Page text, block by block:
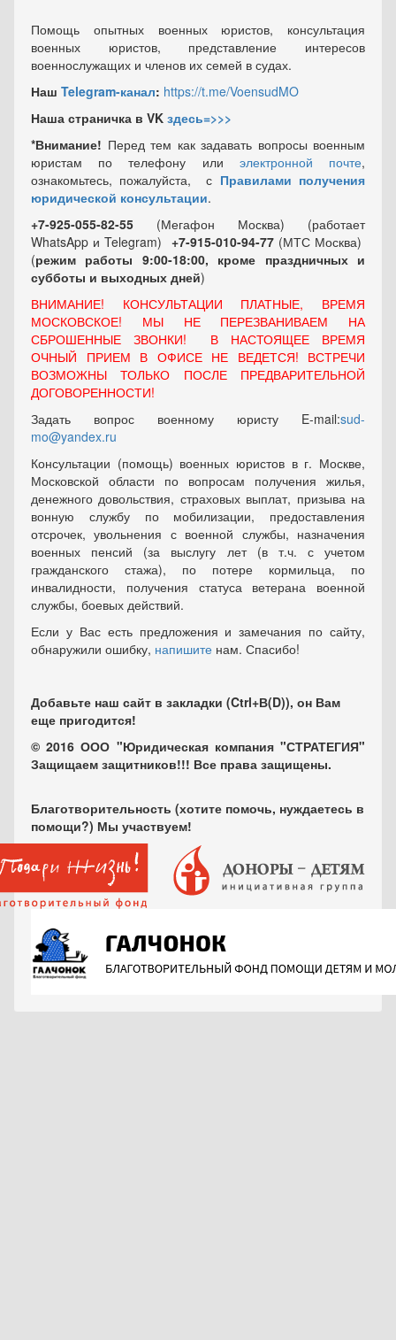
Помощь опытных военных юристов, консультация
военных юристов, представление интересов
военнослужащих и членов их семей в судах.
Наш Telegram-канал: https://t.me/VoensudMO
Наша страничка в VK здесь=>>>
*Внимание! Перед тем как задавать вопросы военным
юристам по телефону или электронной почте,
ознакомьтесь, пожалуйста, с Правилами получения
юридической консультации.
+7-925-055-82-55 (Мегафон Москва) (работает
WhatsApp и Telegram) +7-915-010-94-77 (МТС Москва)
(режим работы 9:00-18:00, кроме праздничных и
субботы и выходных дней)
ВНИМАНИЕ! КОНСУЛЬТАЦИИ ПЛАТНЫЕ, ВРЕМЯ
МОСКОВСКОЕ! МЫ НЕ ПЕРЕЗВАНИВАЕМ НА
СБРОШЕННЫЕ ЗВОНКИ! В НАСТОЯЩЕЕ ВРЕМЯ
ОЧНЫЙ ПРИЕМ В ОФИСЕ НЕ ВЕДЕТСЯ! ВСТРЕЧИ
ВОЗМОЖНЫ ТОЛЬКО ПОСЛЕ ПРЕДВАРИТЕЛЬНОЙ
ДОГОВОРЕННОСТИ!
Задать вопрос военному юристу E-mail:sud-
mo@yandex.ru
Консультации (помощь) военных юристов в г. Москве,
Московской области по вопросам получения жилья,
денежного довольствия, страховых выплат, призыва на
вонную службу по мобилизации, предоставления
отсрочек, увольнения с военной службы, назначения
военных пенсий (за выслугу лет (в т.ч. с учетом
гражданского стажа), по потере кормильца, по
инвалидности, получения статуса ветерана военной
службы, боевых действий.
Если у Вас есть предложения и замечания по сайту,
обнаружили ошибку, напишите нам. Спасибо!
Добавьте наш сайт в закладки (Ctrl+В(D)), он Вам
еще пригодится!
© 2016 ООО "Юридическая компания "СТРАТЕГИЯ"
Защищаем защитников!!! Все права защищены.
Благотворительность (хотите помочь, нуждаетесь в
помощи?) Мы участвуем!